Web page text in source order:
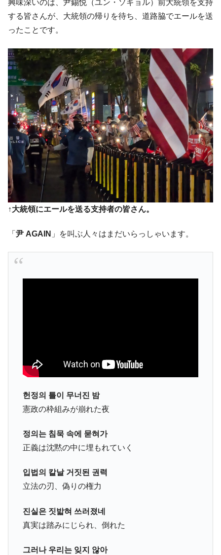
興味深いのは、尹錫悦（ユン・ソギョル）前大統領を支持
する皆さんが、大統領の帰りを待ち、道路脇でエールを送
ったことです。
↑大統領にエールを送る支持者の皆さん。
「 尹 AGAIN 」を叫ぶ人々はまだいらっしゃいます。
헌정의 틀이 무너진 밤
憲政の枠組みが崩れた夜
정의는 침묵 속에 묻혀가
正義は沈黙の中に埋もれていく
입법의 칼날 거짓된 권력
立法の刃、偽りの権力
진실은 짓밟혀 쓰러졌네
真実は踏みにじられ、倒れた
그러나 우리는 잊지 않아